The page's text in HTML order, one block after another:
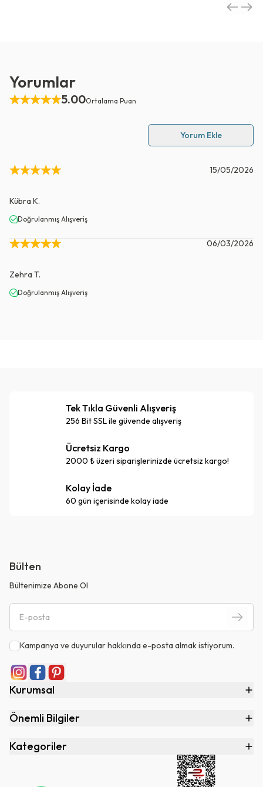
Yorumlar
5.00Ortalama Puan
Yorum Ekle
Kübra K.
Doğrulanmış Alışveriş
15/05/2026
Zehra T.
Doğrulanmış Alışveriş
06/03/2026
Tek Tıkla Güvenli Alışveriş
256 Bit SSL ile güvende alışveriş
Ücretsiz Kargo
2000 ₺ üzeri siparişlerinizde ücretsiz kargo!
Kolay İade
60 gün içerisinde kolay iade
Bülten
Bültenimize Abone Ol
Kampanya ve duyurular hakkında e-posta almak istiyorum.
Kurumsal
Önemli Bilgiler
Kategoriler